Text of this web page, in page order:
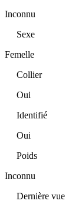
Inconnu
Sexe
Femelle
Collier
Oui
Identifié
Oui
Poids
Inconnu
Dernière vue